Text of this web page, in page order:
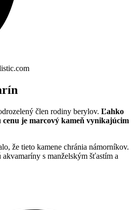
člen rodiny berylov. Ľahko
je marcový kameň vynikajúcim
že tieto kamene chránia námorníkov.
s manželským šťastím a